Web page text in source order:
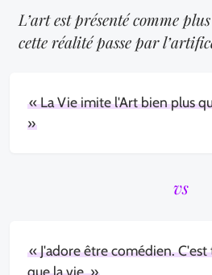
L’art est présenté comme
cette réalité passe par
« La Vie imite l'Art bien plus
»
vs
« J'adore être comédien.
que la vie. »